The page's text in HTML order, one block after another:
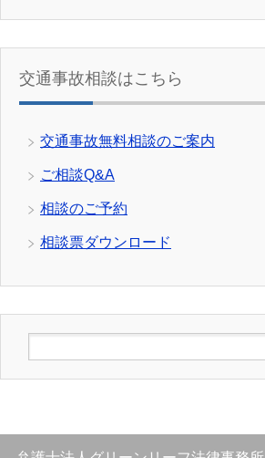
交通事故相談はこちら
交通事故無料相談のご案内
ご相談Q&A
相談のご予約
相談票ダウンロード